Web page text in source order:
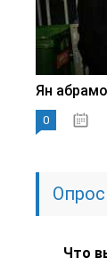
Ян
0
Опрос
Что